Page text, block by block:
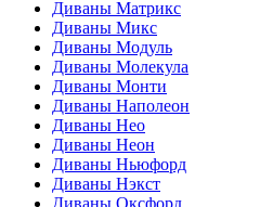
Диваны Матрикс
Диваны Микс
Диваны Модуль
Диваны Молекула
Диваны Монти
Диваны Наполеон
Диваны Нео
Диваны Неон
Диваны Ньюфорд
Диваны Нэкст